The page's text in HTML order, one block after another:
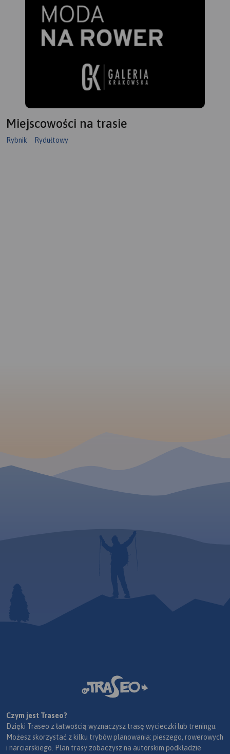
Miejscowości na trasie
Rybnik Rydułtowy
Czym jest Traseo?
Dzięki Traseo z łatwością wyznaczysz trasę wycieczki lub treningu.
Możesz skorzystać z kilku trybów planowania: pieszego, rowerowych
i narciarskiego. Plan trasy zobaczysz na autorskim podkładzie